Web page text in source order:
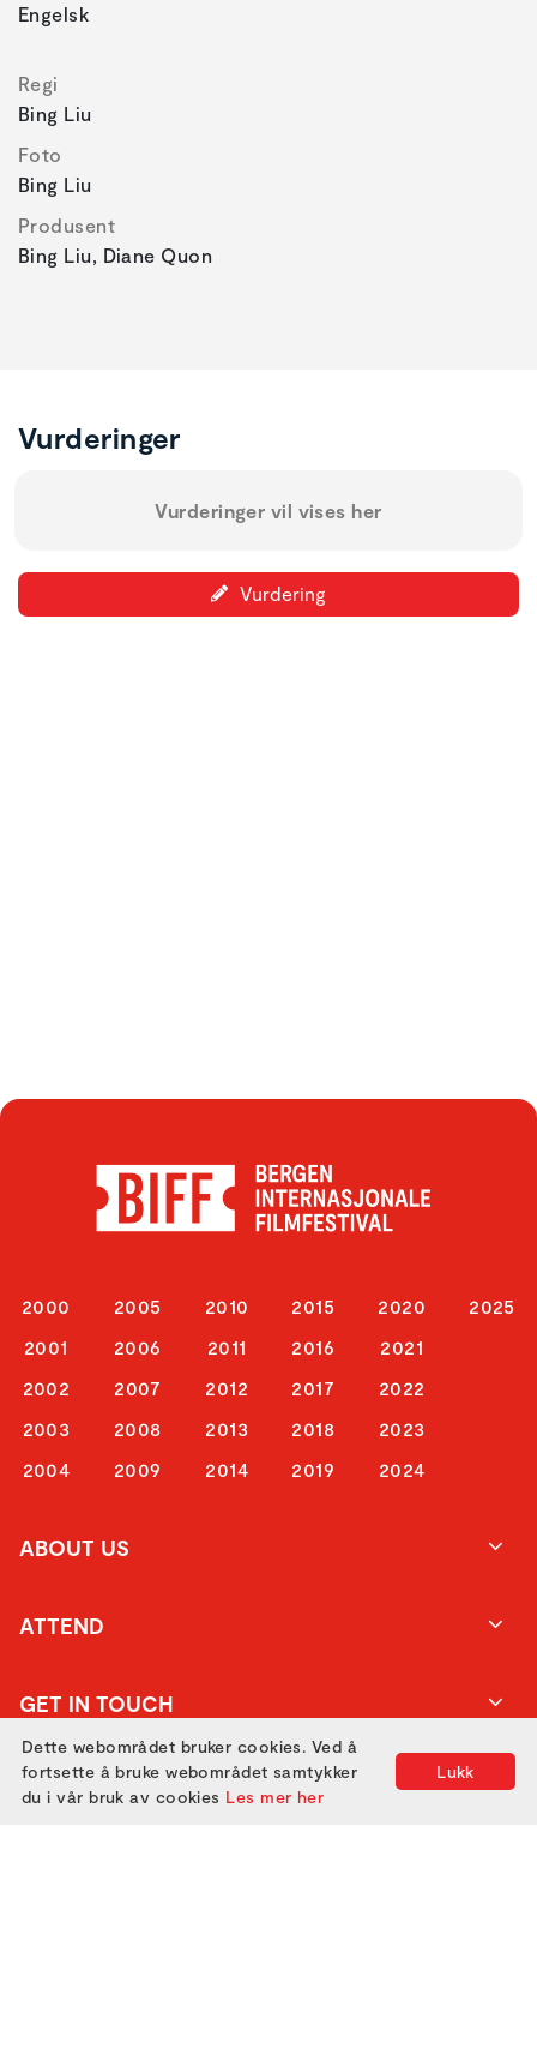
Engelsk
Regi
Bing Liu
Foto
Bing Liu
Produsent
Bing Liu, Diane Quon
Vurderinger
Vurderinger vil vises her
Vurdering
2000
2001
2002
2003
2004
2005
2006
2007
2008
2009
2010
2011
2012
2013
2014
2015
2016
2017
2018
2019
2020
2021
2022
2023
2024
2025
ABOUT US
ATTEND
GET IN TOUCH
Lukk
Dette webområdet bruker cookies. Ved å
fortsette å bruke webområdet samtykker
du i vår bruk av cookies Les mer her